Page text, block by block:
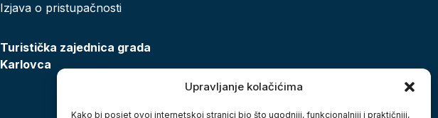
Upravljanje kolačićima
Kako bi posjet ovoj internetskoj stranici bio što ugodniji, funkcionalniji i praktičniji,
Izjava o pristupačnosti
Turistička zajednica grada
Karlovca